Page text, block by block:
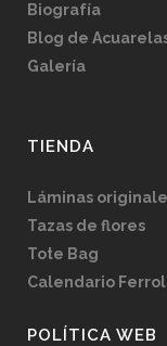
Biografía
Blog de
Galería
TIENDA
Láminas
Tazas de flores
Tote Bag
Calendario Ferrol
POLÍTICA WEB